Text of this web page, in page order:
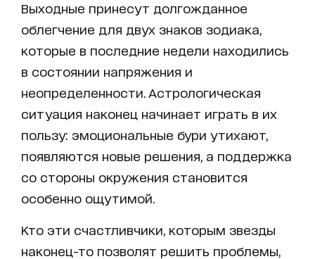
Выходные принесут долгожданное
облегчение для двух знаков зодиака,
которые в последние недели находились
в состоянии напряжения и
неопределенности. Астрологическая
ситуация наконец начинает играть в их
пользу: эмоциональные бури утихают,
появляются новые решения, а поддержка
со стороны окружения становится
особенно ощутимой.
Кто эти счастливчики, которым звезды
наконец-то позволят решить проблемы,